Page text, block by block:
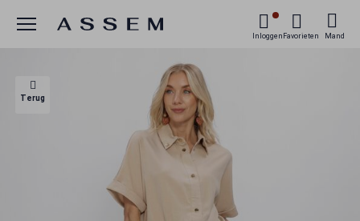
Menu
Inloggen Favorieten Mand
Terug